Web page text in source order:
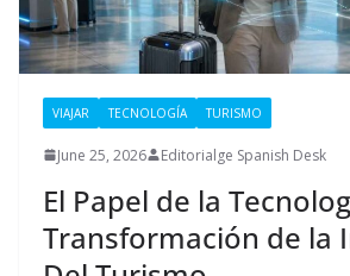
VIAJAR TECNOLOGÍA TURISMO
June 25, 2026 Editorialge Spanish Desk
El Papel de la
Transformación de la